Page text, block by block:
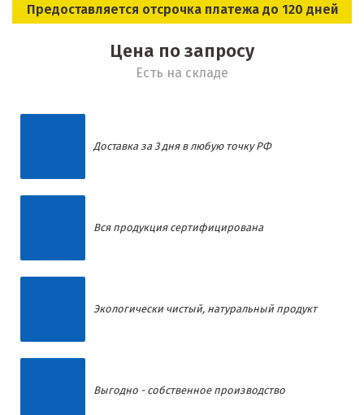
Предоставляется отсрочка платежа до 120 дней
Цена по запросу
Есть на складе
Доставка за 3 дня в любую точку РФ
Вся продукция сертифицирована
Экологически чистый, натуральный продукт
Выгодно - собственное производство